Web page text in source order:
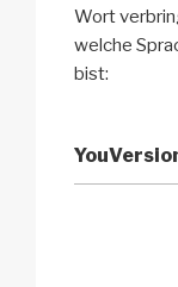
Wort
welche
bist: